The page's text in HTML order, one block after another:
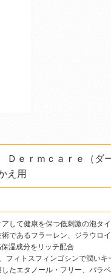
Ｄｅｒｍｃａｒｅ（ダ
え用
して健康を保つ低刺激の泡タ
であるフラーレン、ジラウロ
湿成分をリッチ配合
フィトスフィンゴシンで潤いキ
たエタノール・フリー、パラ